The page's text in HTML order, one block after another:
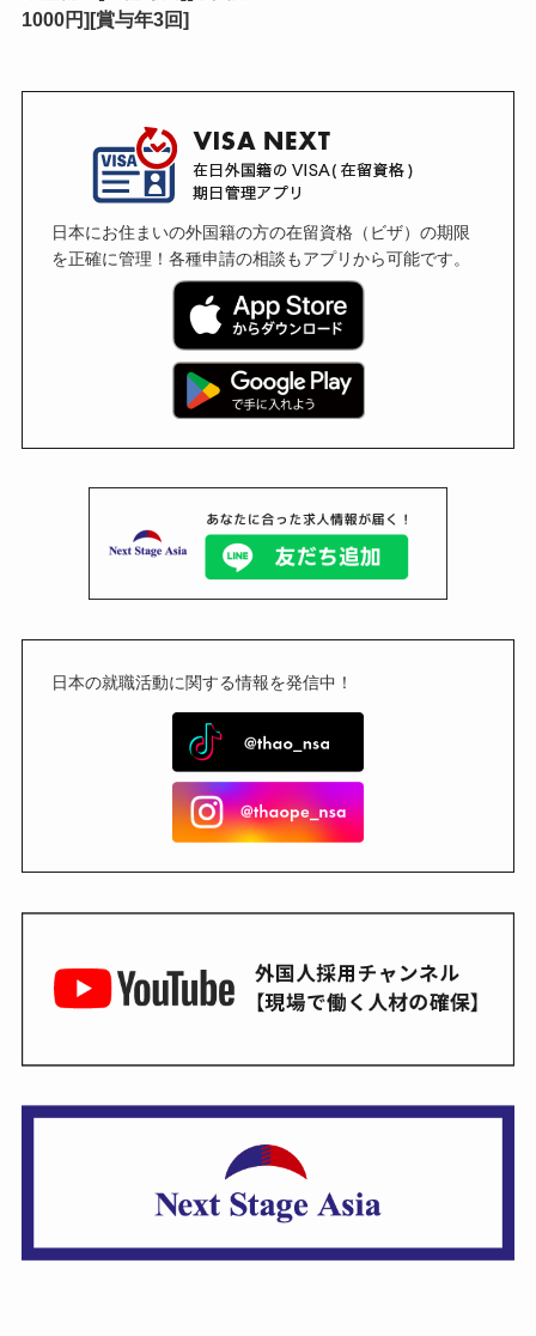
1000円][賞与年3回]
日本にお住まいの外国籍の方の在留資格（ビザ）の期限
を正確に管理！各種申請の相談もアプリから可能です。
日本の就職活動に関する情報を発信中！